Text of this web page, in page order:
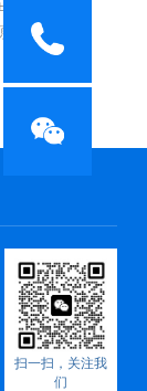
）、
务优
扫一扫，关注我
们